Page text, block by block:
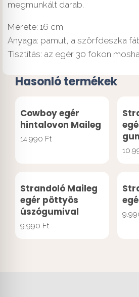
megmunkált darab.
Mérete: 16 cm
Anyaga: pamut, a szörfdeszka
Tisztítás: az egér 30 fokon
Hasonló termékek
Cowboy egér
hintalovon Maileg
14.990 Ft
Strandoló Maileg
egér pöttyös
úszógumival
9.990 Ft